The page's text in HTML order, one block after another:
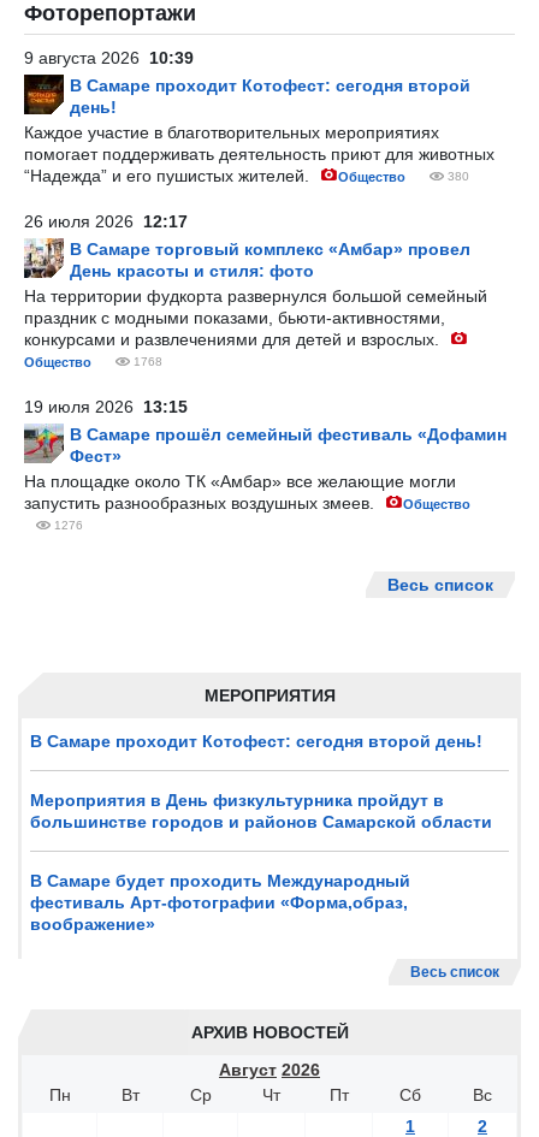
МЕРОПРИЯТИЯ
В Самаре проходит Котофест: сегодня второй день!
Мероприятия в День физкультурника пройдут в
большинстве городов и районов Самарской области
В Самаре будет проходить Международный
фестиваль Арт-фотографии «Форма,образ,
воображение»
Весь список
АРХИВ НОВОСТЕЙ
Август 2026
Пн
Вт Ср Чт Пт Сб
Вс
1
2
Фоторепортажи
9 августа 2026 10:39
В Самаре проходит Котофест: сегодня второй
день!
Каждое участие в благотворительных мероприятиях
помогает поддерживать деятельность приют для животных
“Надежда” и его пушистых жителей.
Общество 380
26 июля 2026 12:17
В Самаре торговый комплекс «Амбар» провел
День красоты и стиля: фото
На территории фудкорта развернулся большой семейный
праздник с модными показами, бьюти-активностями,
конкурсами и развлечениями для детей и взрослых.
Общество 1768
19 июля 2026 13:15
В Самаре прошёл семейный фестиваль «Дофамин
Фест»
На площадке около ТК «Амбар» все желающие могли
запустить разнообразных воздушных змеев.
Общество
1276
Весь список